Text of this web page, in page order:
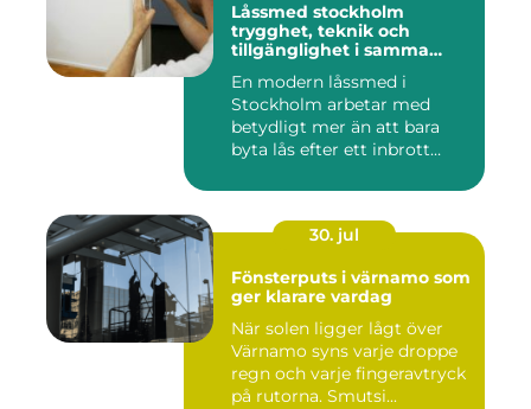
Låssmed stockholm
trygghet, teknik och
tillgänglighet i samma
En modern låssmed i
Stockholm arbetar med
betydligt mer än att bara
byta lås efter ett inbrott
30. jul
Fönsterputs i värnamo som
ger klarare vardag
När solen ligger lågt över
Värnamo syns varje droppe
regn och varje fingeravtryck
på rutorna. Smutsi...